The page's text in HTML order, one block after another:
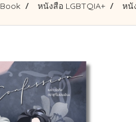
Book หนังสือ LGBTQIA+ หนั